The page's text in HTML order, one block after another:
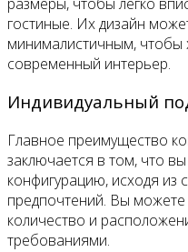
гостиные. Их дизайн
минималистичным,
современный интерьер.
Индивидуальный
Главное преимущество
заключается в том, что
конфигурацию, исходя из
предпочтений. Вы
количество и
требованиями.